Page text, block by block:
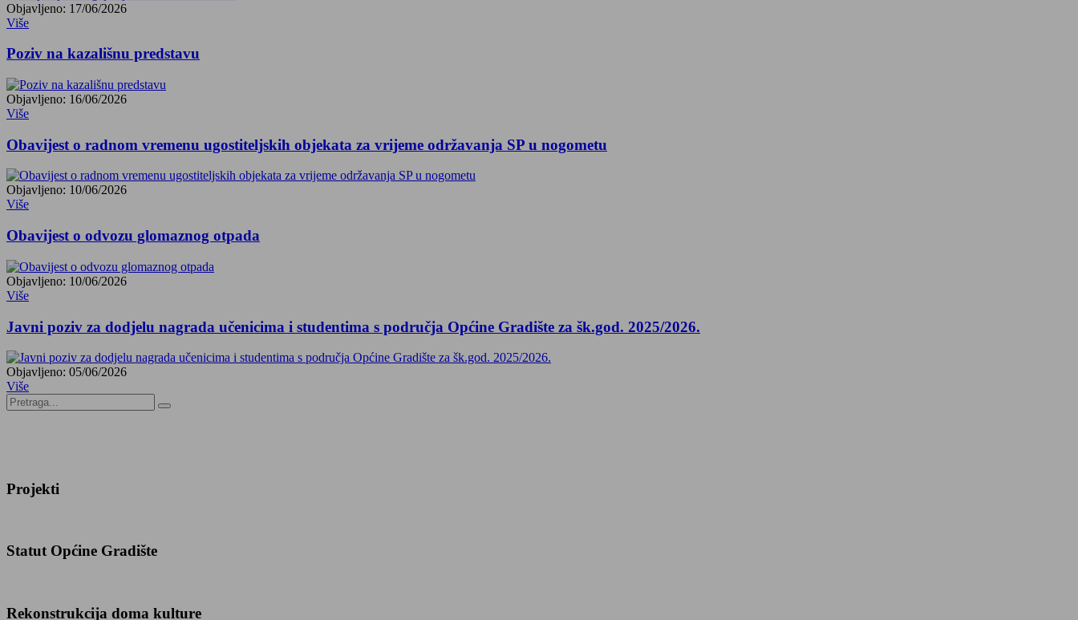
Objavljeno: 17/06/2026
Više
Poziv na kazališnu predstavu
Objavljeno: 16/06/2026
Više
Obavijest o radnom vremenu ugostiteljskih objekata za vrijeme održavanja SP u nogometu
Objavljeno: 10/06/2026
Više
Obavijest o odvozu glomaznog otpada
Objavljeno: 10/06/2026
Više
Javni poziv za dodjelu nagrada učenicima i studentima s područja Općine Gradište za šk.god. 2025/2026.
Objavljeno: 05/06/2026
Više
Projekti
Statut Općine Gradište
Rekonstrukcija doma kulture